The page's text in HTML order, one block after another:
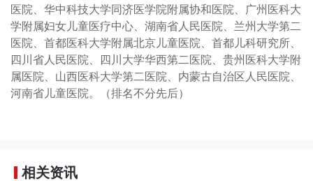
医院、华中科技大学同济医学院附属协和医院、广州医科大
学附属妇女儿童医疗中心、湖南省人民医院、兰州大学第二
医院、首都医科大学附属北京儿童医院、首都儿科研究所、
四川省人民医院、四川大学华西第二医院、贵州医科大学附
属医院、山西医科大学第二医院、内蒙古自治区人民医院、
河南省儿童医院。（排名不分先后）
相关资讯